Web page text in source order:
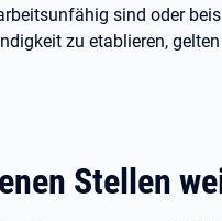
sind oder
zu etablieren,
Stellen